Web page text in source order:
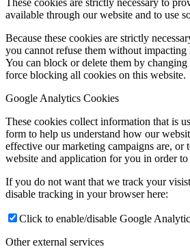
These cookies are strictly necessary to
available through our website and to use
Because these cookies are strictly
you cannot refuse them without
You can block or delete them by
force blocking all cookies on this website.
Google Analytics Cookies
These cookies collect information that is
form to help us understand how our
effective our marketing campaigns are, or
website and application for you in order to
If you do not want that we track your
disable tracking in your browser here:
Click to enable/disable Google
Other external services